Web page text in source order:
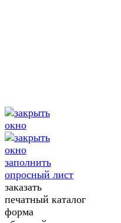
заполнить
опросный лист
заказать
печатный каталог
форма